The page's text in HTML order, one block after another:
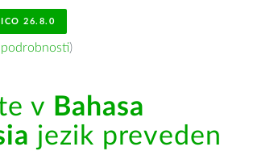
26.8.0
podrobnosti)
v Bahasa
jezik preveden